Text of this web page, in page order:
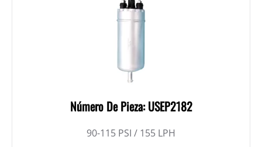
Número De Pieza: USEP2182
90-115 PSI / 155 LPH